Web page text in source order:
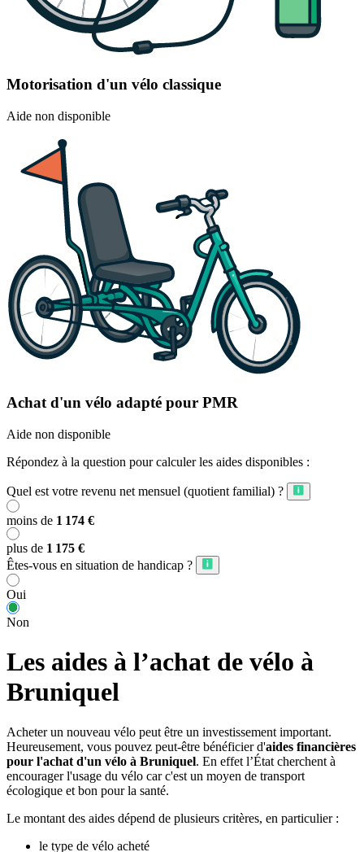
Motorisation d'un vélo classique
Aide non disponible
Achat d'un vélo adapté pour PMR
Aide non disponible
Répondez à la question pour calculer les aides disponibles :
Quel est votre revenu net mensuel (quotient familial) ?
moins de 1 174 €
plus de 1 175 €
Êtes-vous en situation de handicap ?
Oui
Non
Les aides à l’achat de vélo à
Bruniquel
Acheter un nouveau vélo peut être un investissement important.
Heureusement, vous pouvez peut-être bénéficier d'aides financières
pour l'achat d'un vélo à Bruniquel. En effet l’État cherchent à
encourager l'usage du vélo car c'est un moyen de transport
écologique et bon pour la santé.
Le montant des aides dépend de plusieurs critères, en particulier :
le type de vélo acheté